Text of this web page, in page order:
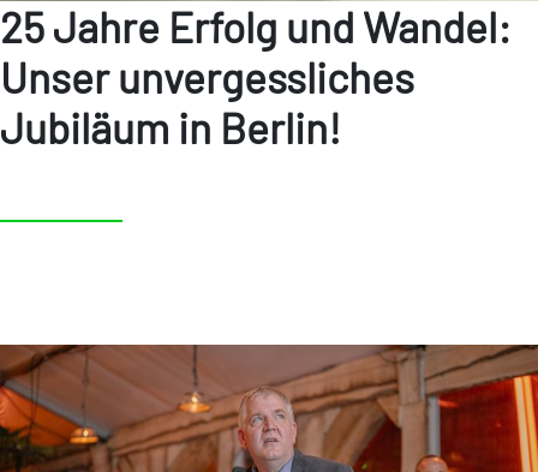
25 Jahre Erfolg und Wandel:
Unser unvergessliches
Jubiläum in Berlin!